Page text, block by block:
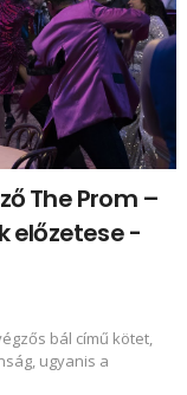
The Prom –
előzetese -
bál című kötet,
ugyanis a